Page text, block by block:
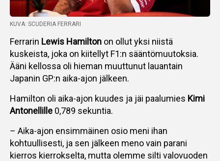
KUVA: SCUDERIA FERRARI
Ferrarin Lewis Hamilton on ollut yksi niistä
kuskeista, joka on kiitellyt F1:n sääntömuutoksia.
Ääni kellossa oli hieman muuttunut lauantain
Japanin GP:n aika-ajon jälkeen.
Hamilton oli aika-ajon kuudes ja jäi paalumies Kimi
Antonellille 0,789 sekuntia.
– Aika-ajon ensimmäinen osio meni ihan
kohtuullisesti, ja sen jälkeen meno vain parani
kierros kierrokselta, mutta olemme silti valovuoden